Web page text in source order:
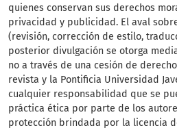
quienes conservan sus derechos
privacidad y publicidad. El aval
(revisión, corrección de estilo,
posterior divulgación se otorga
no a través de una cesión de
revista y la Pontificia Universidad
cualquier responsabilidad que se
práctica ética por parte de los
protección brindada por la licencia